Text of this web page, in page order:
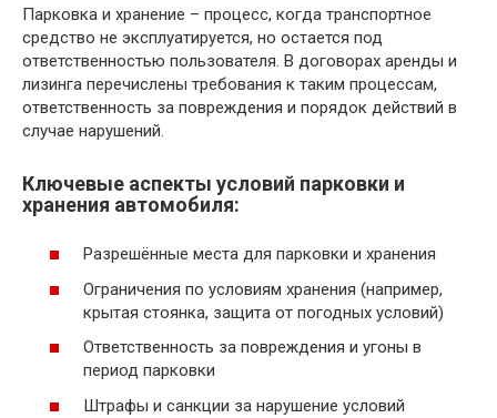
Парковка и хранение – процесс, когда транспортное
средство не эксплуатируется, но остается под
ответственностью пользователя. В договорах аренды и
лизинга перечислены требования к таким процессам,
ответственность за повреждения и порядок действий в
случае нарушений.
Ключевые аспекты условий парковки и
хранения автомобиля:
Разрешённые места для парковки и хранения
Ограничения по условиям хранения (например,
крытая стоянка, защита от погодных условий)
Ответственность за повреждения и угоны в
период парковки
Штрафы и санкции за нарушение условий